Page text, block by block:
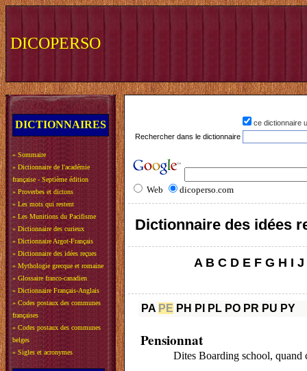
DICOPERSO
DICTIONNAIRES
» Sommaire
» Dictionnaire de l'académie
française - Septième édition
» Proverbes et dictons
» Les mots qui restent
» Les Munitions du Pacifisme
» Dictionnaire des curieux
» Dictionnaire Argot-Français
» Dictionnaire des idées reçues
» Mythologie grecque et romaine
» Glossaire franco-canadien
» Dictionnaire Français-Anglais
» Codes postaux des communes
françaises
» Codes postaux des communes
belges
» Sigles et acronymes
ce dictionnaire
Rechercher dans le dictionnaire
Web dicoperso.com
Dictionnaire des idées
A B C D E F G H I J
PA PE PH PI PL PO PR PU PY
Pensionnat
Dites Boarding school, quand